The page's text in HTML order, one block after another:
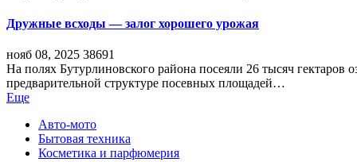
Дружные всходы — залог хорошего урожая
нояб 08, 2025 38691
На полях Бутурлиновского района посеяли 26 тысяч
предварительной структуре посевных площадей…
Еще
Авто-мото
Бытовая техника
Косметика и парфюмерия